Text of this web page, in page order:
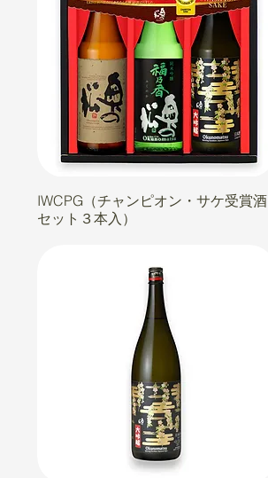
IWCPG（チャンピオン・サケ受賞酒
セット３本入）